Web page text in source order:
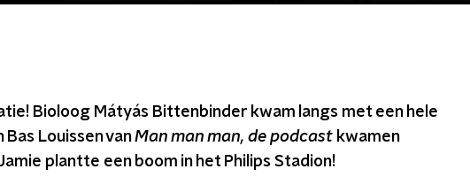
Bioloog Mátyás Bittenbinder kwam langs met een hele
Louissen vanMan man man, de podcast kwamen
plantte een boom in het Philips Stadion!